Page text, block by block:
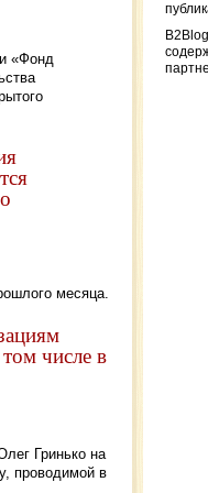
«Фонд
месяца.
числе в
Гринько на
проводимой в